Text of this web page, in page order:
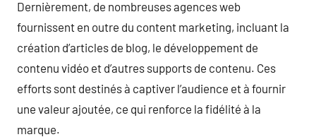
Dernièrement, de nombreuses agences web
fournissent en outre du content marketing, incluant la
création d’articles de blog, le développement de
contenu vidéo et d’autres supports de contenu. Ces
efforts sont destinés à captiver l’audience et à fournir
une valeur ajoutée, ce qui renforce la fidélité à la
marque.